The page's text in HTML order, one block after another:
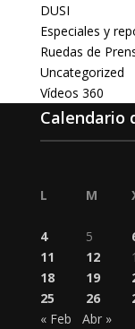
DUSI
Especiales y
Ruedas de
Uncategorized
Vídeos 360
Calendario
L
M
4
5
11
12
18
19
25
26
« Feb
Abr »